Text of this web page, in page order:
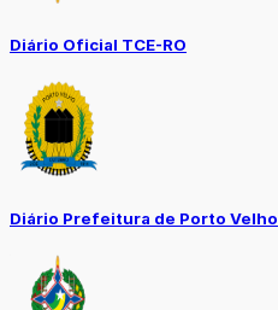
Diário Oficial TCE-RO
Diário Prefeitura de Porto Velho